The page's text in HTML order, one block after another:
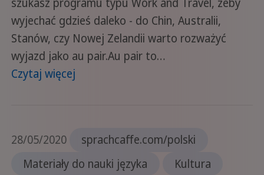
wyjechać gdzieś daleko - do Chin, Australii,
Stanów, czy Nowej Zelandii warto rozważyć
wyjazd jako au pair.Au pair to…
Czytaj więcej
28/05/2020
sprachcaffe.com/polski
Materiały do nauki języka
Kultura